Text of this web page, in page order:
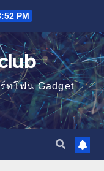
PM
ทโฟน Gadget